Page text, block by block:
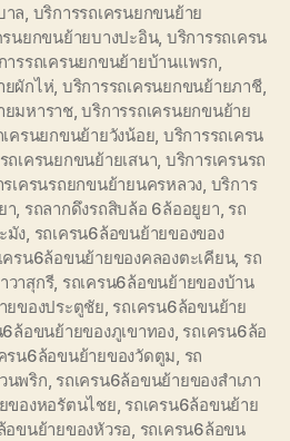
าล บริการรถเครนยกขนย้าย
รนยกขนย้ายบางปะอิน, บริการรถเครน
ารรถเครนยกขนย้ายบ้านแพรก
ยผักไห่ บริการรถเครนยกขนย้ายภาชี,
ยมหาราช,บริการรถเครนยกขนย้าย
ครนยกขนย้ายวังน้อย บริการรถเครน
ถเครนยกขนย้ายเสนา บริการเครนรถ
เครนรถยกขนย้ายนครหลวง บริการ
า รถลากดึงรถสิบล้อ 6ล้ออยูยา รถ
มัง รถเครน6ล้อขนย้ายของของ
ครน6ล้อขนย้ายของคลองตะเคียน, รถ
วาสุกรี, รถเครน6ล้อขนย้ายของบ้าน
ยของประตูชัย รถเครน6ล้อขนย้าย
6ล้อขนย้ายของภูเขาทอง, รถเครน6ล้อ
รน6ล้อขนย้ายของวัดตูม รถ
นพริก รถเครน6ล้อขนย้ายของสำเภา
ของหอรัตนไชย รถเครน6ล้อขนย้าย
อขนย้ายของหัวรอ รถเครน6ล้อขน